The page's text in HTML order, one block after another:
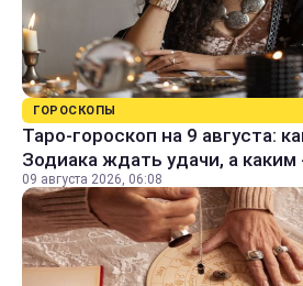
ГОРОСКОПЫ
Таро-гороскоп на 9 августа:
Зодиака ждать удачи, а каким
09 августа 2026, 06:08